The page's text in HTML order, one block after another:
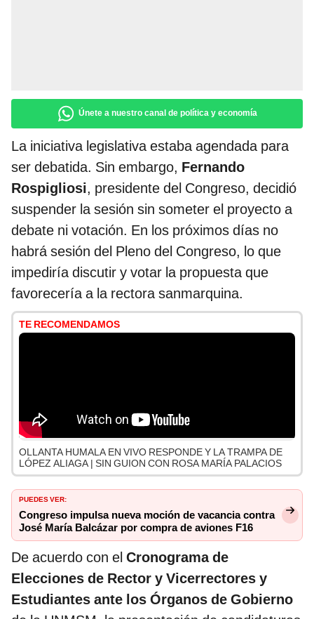
Únete a nuestro canal de política y economía
La iniciativa legislativa estaba agendada para
ser debatida. Sin embargo, Fernando
Rospigliosi, presidente del Congreso, decidió
suspender la sesión sin someter el proyecto a
debate ni votación. En los próximos días no
habrá sesión del Pleno del Congreso, lo que
impediría discutir y votar la propuesta que
favorecería a la rectora sanmarquina.
TE RECOMENDAMOS
OLLANTA HUMALA EN VIVO RESPONDE Y LA TRAMPA DE
LÓPEZ ALIAGA | SIN GUION CON ROSA MARÍA PALACIOS
PUEDES VER:
Congreso impulsa nueva moción de vacancia contra
José María Balcázar por compra de aviones F16
De acuerdo con el Cronograma de
Elecciones de Rector y Vicerrectores y
Estudiantes ante los Órganos de Gobierno